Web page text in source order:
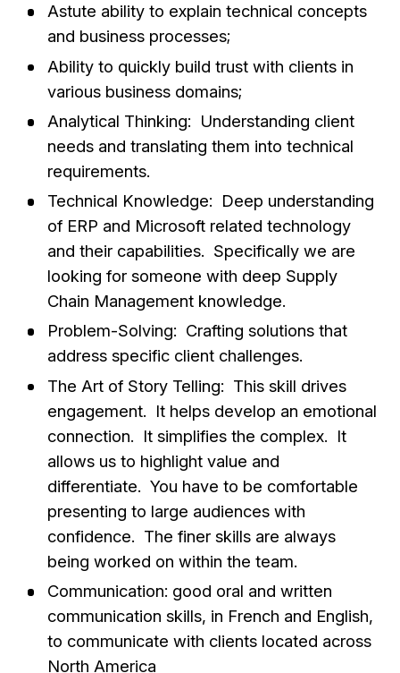
Astute ability to explain technical concepts
and business processes;
Ability to quickly build trust with clients in
various business domains;
Analytical Thinking: Understanding client
needs and translating them into technical
requirements.
Technical Knowledge: Deep understanding
of ERP and Microsoft related technology
and their capabilities. Specifically we are
looking for someone with deep Supply
Chain Management knowledge.
Problem-Solving: Crafting solutions that
address specific client challenges.
The Art of Story Telling: This skill drives
engagement. It helps develop an emotional
connection. It simplifies the complex. It
allows us to highlight value and
differentiate. You have to be comfortable
presenting to large audiences with
confidence. The finer skills are always
being worked on within the team.
Communication: good oral and written
communication skills, in French and English,
to communicate with clients located across
North America